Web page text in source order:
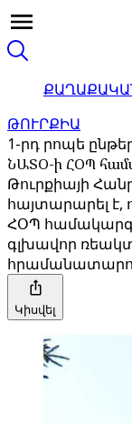
ԹՈՒՐՔԻԱ
1-րդ րոպե
ՆԱՏՕ-ի ՀՕՊ
Թուրքիայի
հայտարարել է,
ՀՕՊ
գլխավոր
Կիսվել